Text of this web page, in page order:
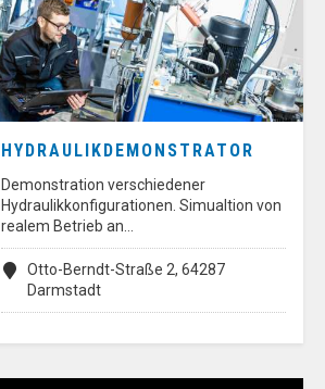
HYDRAULIKDEMONSTRATOR
Demonstration verschiedener
Hydraulikkonfigurationen. Simualtion von
realem Betrieb an…
Otto-Berndt-Straße 2, 64287
Darmstadt